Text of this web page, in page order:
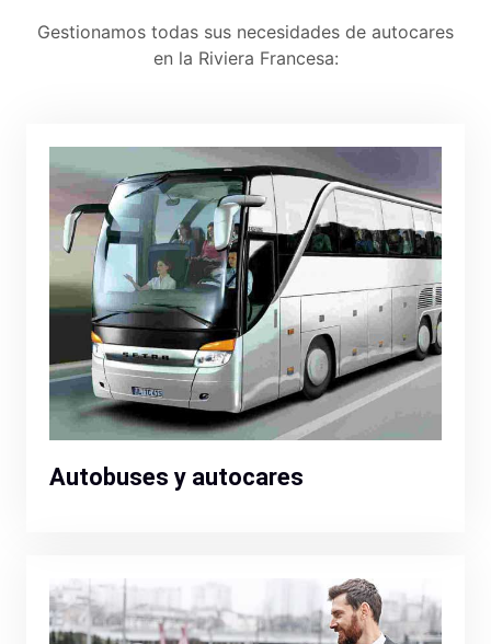
Gestionamos todas sus necesidades de autocares
en la Riviera Francesa:
Autobuses y autocares